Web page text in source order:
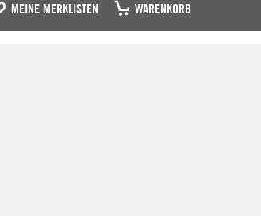
MEINE MERKLISTEN WARENKORB